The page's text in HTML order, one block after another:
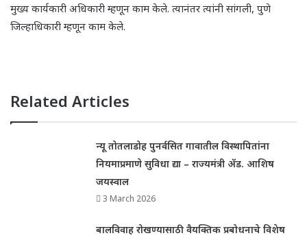
मुख्य कार्यकारी अधिकारी म्हणून काम केले. त्यानंतर त्यांनी सांगली, पुणे
जिल्हाधिकारी म्हणून काम केले.
Related Articles
न्यू तोतलाडोह पुनर्वसित गावातील विस्थापितांना
नियमाप्रमाणे सुविधा द्या – राज्यमंत्री ॲड. आशिष
जयस्वाल
3 March 2026
बालविवाह रोखण्यासाठी वैयक्तिक प्रबोधनाचे विशेष